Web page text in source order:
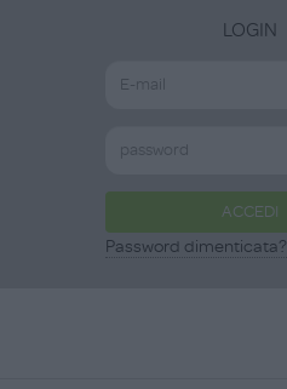
LOGIN
ACCEDI
Password dimenticata?